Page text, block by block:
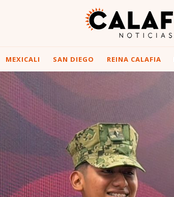
MEXICALI SAN DIEGO REINA CALAFIA